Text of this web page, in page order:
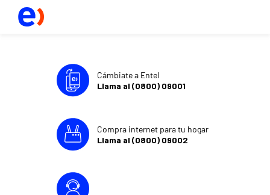
Cámbiate a Entel
Llama al (0800) 09001
Compra internet para tu hogar
Llama al (0800) 09002